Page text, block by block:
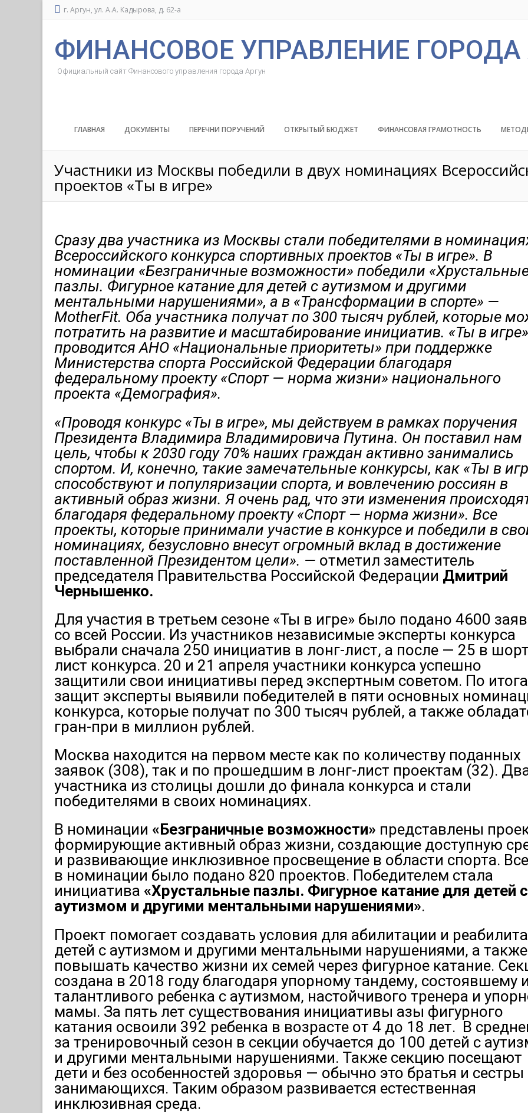
г. Аргун, ул. А.А. Кадырова, д. 62-а
ФИНАНСОВОЕ УПРАВЛЕНИЕ ГОРОДА
Официальный сайт Финансового управления города Аргун
ГЛАВНАЯ ДОКУМЕНТЫ ПЕРЕЧНИ ПОРУЧЕНИЙ ОТКРЫТЫЙ БЮДЖЕТ ФИНАНСОВАЯ ГРАМОТНОСТЬ
Участники из Москвы победили в двух номинациях
проектов «Ты в игре»
Сразу два участника из Москвы стали победителями в
Всероссийского конкурса спортивных проектов «Ты в игре». В
номинации «Безграничные возможности» победили
пазлы. Фигурное катание для детей с аутизмом и другими
ментальными нарушениями», а в «Трансформации в спорте» —
MotherFit. Оба участника получат по 300 тысяч рублей, которые
потратить на развитие и масштабирование инициатив. «Ты в игре»
проводится АНО «Национальные приоритеты» при поддержке
Министерства спорта Российской Федерации благодаря
федеральному проекту «Спорт — норма жизни» национального
проекта «Демография».
«Проводя конкурс «Ты в игре», мы действуем в рамках поручения
Президента Владимира Владимировича Путина. Он поставил нам
цель, чтобы к 2030 году 70% наших граждан активно занимались
спортом. И, конечно, такие замечательные конкурсы, как «Ты в
способствуют и популяризации спорта, и вовлечению россиян в
активный образ жизни. Я очень рад, что эти изменения
благодаря федеральному проекту «Спорт — норма жизни». Все
проекты, которые принимали участие в конкурсе и победили в
номинациях, безусловно внесут огромный вклад в достижение
поставленной Президентом цели». — отметил заместитель
председателя Правительства Российской Федерации Дмитрий
Чернышенко.
Для участия в третьем сезоне «Ты в игре» было подано 4600
со всей России. Из участников независимые эксперты конкурса
выбрали сначала 250 инициатив в лонг-лист, а после — 25 в
лист конкурса. 20 и 21 апреля участники конкурса успешно
защитили свои инициативы перед экспертным советом. По
защит эксперты выявили победителей в пяти основных
конкурса, которые получат по 300 тысяч рублей, а также
гран-при в миллион рублей.
Москва находится на первом месте как по количеству поданных
заявок (308), так и по прошедшим в лонг-лист проектам (32).
участника из столицы дошли до финала конкурса и стали
победителями в своих номинациях.
В номинации «Безграничные возможности» представлены
формирующие активный образ жизни, создающие доступную
и развивающие инклюзивное просвещение в области спорта.
в номинации было подано 820 проектов. Победителем стала
инициатива «Хрустальные пазлы. Фигурное катание для детей с
аутизмом и другими ментальными нарушениями».
Проект помогает создавать условия для абилитации и
детей с аутизмом и другими ментальными нарушениями, а также
повышать качество жизни их семей через фигурное катание.
создана в 2018 году благодаря упорному тандему, состоявшему
талантливого ребенка с аутизмом, настойчивого тренера и
мамы. За пять лет существования инициативы азы фигурного
катания освоили 392 ребенка в возрасте от 4 до 18 лет. В
за тренировочный сезон в секции обучается до 100 детей с
и другими ментальными нарушениями. Также секцию посещают
дети и без особенностей здоровья — обычно это братья и сестры
занимающихся. Таким образом развивается естественная
инклюзивная среда.